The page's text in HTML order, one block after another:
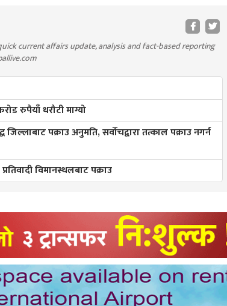
current affairs update, analysis and fact-based reporting
रुपैयाँ धरौटी माग्यो
पक्राउ अनुमति, सर्वोचद्वारा तत्काल पक्राउ नगर्न
विमानस्थलबाट पक्राउ